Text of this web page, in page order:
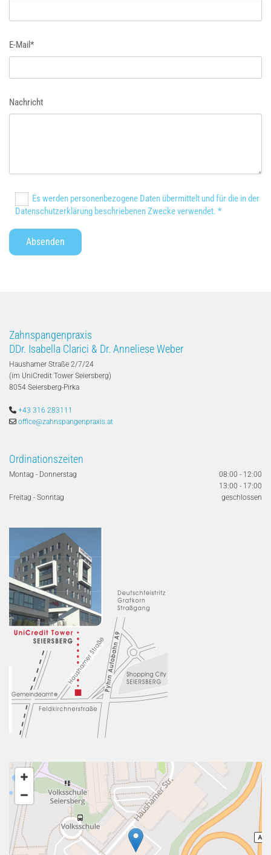
E-Mail*
Nachricht
Es werden personenbezogene Daten übermittelt und für die in der
Datenschutzerklärung beschriebenen Zwecke verwendet. *
Zahnspangenpraxis
DDr. Isabella Clarici & Dr. Anneliese Weber
Haushamer Straße 2/7/24
(im UniCredit Tower Seiersberg)
8054 Seiersberg-Pirka
 +43 316 283111
 office@zahnspangenpraxis.at
Ordinationszeiten
Montag - Donnerstag
08:00 - 12:00
13:00 - 17:00
Freitag - Sonntag
geschlossen